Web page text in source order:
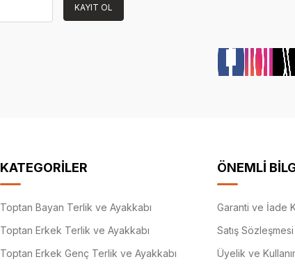
KAYIT OL
KATEGORİLER
Toptan Bayan Terlik ve Ayakkabı
Toptan Erkek Terlik ve Ayakkabı
Toptan Erkek Genç Terlik ve Ayakkabı
ÖNEMLİ
Garanti ve İade
Satış Sözleşmesi
Üyelik ve